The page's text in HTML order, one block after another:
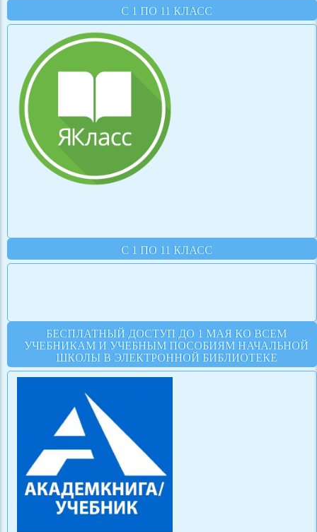
С 1 ПО 11 КЛАСС
С 1 ПО 11 КЛАСС
БЕСПЛАТНЫЙ ДОСТУП ДО 1 МАЯ КО ВСЕМ
УЧЕБНИКАМ И УЧЕБНЫМ ПОСОБИЯМ НАЧАЛЬНОЙ
ШКОЛЫ В ЭЛЕКТРОННОЙ БИБЛИОТЕКЕ